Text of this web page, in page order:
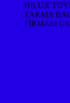
HILUX
TAKMA
FİRMASI